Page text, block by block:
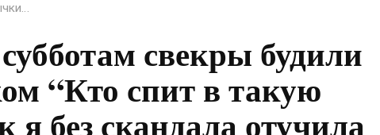
свекры будили
“Кто спит в такую
я без скандала отучила